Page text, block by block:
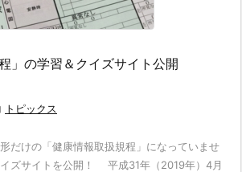
」の学習＆クイズサイト公開
トピックス
形だけの「健康情報取扱規程」になっていませ
ズサイトを公開！ 平成31年（2019年）4月